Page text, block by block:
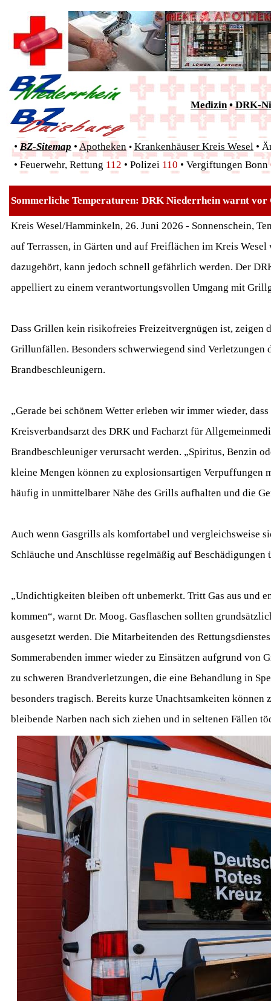
Medizin•DRK-
• BZ-Sitemap • Apotheken •Krankenhäuser Kreis Wesel •
• Feuerwehr, Rettung 112 • Polizei 110 • Vergiftungen Bonn
Sommerliche Temperaturen: DRK Niederrhein warnt
Kreis Wesel/Hamminkeln, 26. Juni 2026 - Sonnenschein,
auf Terrassen, in Gärten und auf Freiflächen im Kreis
dazugehört, kann jedoch schnell gefährlich werden. Der
appelliert zu einem verantwortungsvollen Umgang mit
Dass Grillen kein risikofreies Freizeitvergnügen ist, zeigen
Grillunfällen. Besonders schwerwiegend sind
Brandbeschleunigern.
„Gerade bei schönem Wetter erleben wir immer wieder,
Kreisverbandsarzt des DRK und Facharzt für
Brandbeschleuniger verursacht werden. „Spiritus, Benzin
kleine Mengen können zu explosionsartigen Verpuffungen
häufig in unmittelbarer Nähe des Grills aufhalten und die
Auch wenn Gasgrills als komfortabel und vergleichsweise
Schläuche und Anschlüsse regelmäßig auf Beschädigungen
„Undichtigkeiten bleiben oft unbemerkt. Tritt Gas aus und
kommen“, warnt Dr. Moog. Gasflaschen sollten
ausgesetzt werden. Die Mitarbeitenden des
Sommerabenden immer wieder zu Einsätzen aufgrund
zu schweren Brandverletzungen, die eine Behandlung in
besonders tragisch. Bereits kurze Unachtsamkeiten
bleibende Narben nach sich ziehen und in seltenen Fällen